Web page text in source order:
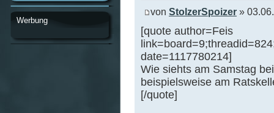
von StolzerSpoizer »
[quote author=Feis
date=1117780214]
Wie siehts am Samstag
beispielsweise am
[/quote]
Werbung